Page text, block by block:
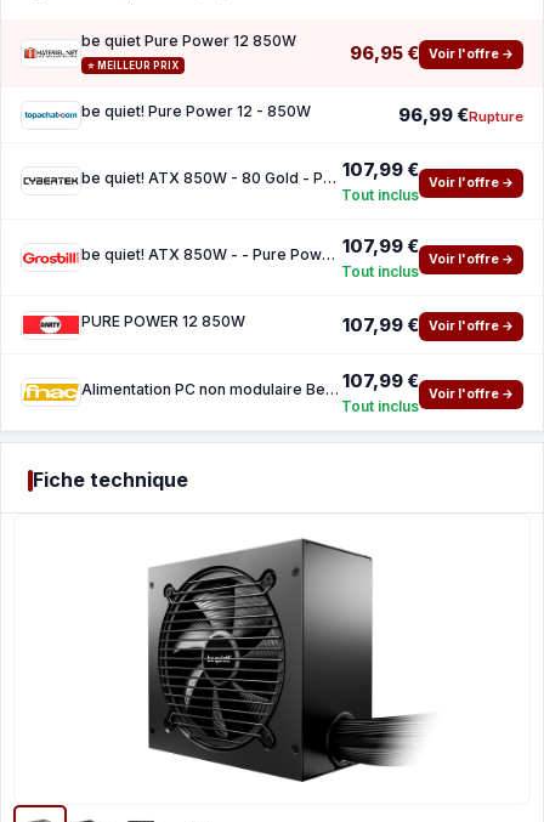
be quiet Pure Power 12 850W
⭐ MEILLEUR PRIX
96,95 € Voir l'offre →
be quiet! Pure Power 12 - 850W 96,99 €Rupture
be quiet! ATX 850W - 80 Gold - Pure Power 12 Noir 107,99 €
Tout inclus
Voir l'offre →
be quiet! ATX 850W - - Pure Power 12 Black 107,99 €
Tout inclus
Voir l'offre →
PURE POWER 12 850W 107,99 € Voir l'offre →
Alimentation PC non modulaire Be Quiet Pure Power 12 850W 80 PLUS Gold Black 107,99 €
Tout inclus
Voir l'offre →
Fiche technique